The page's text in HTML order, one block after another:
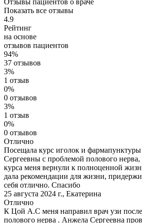
Показать все отзывы
4.9
Рейтинг
на основе
отзывов пациентов
94%
37 отзывов
3%
1 отзыв
0%
0 отзывов
3%
1 отзыв
0%
0 отзывов
Отлично
Посещала курс иголок и
Сергеевны с проблемой полового
курса меня вернули к полноценной
дала рекомендации для жизни,
себя отлично. Спасибо
25 августа 2024 г., Екатерина
Отлично
К Цой А.С меня направил врач узи
полового нерва . Анжела Сергеевна